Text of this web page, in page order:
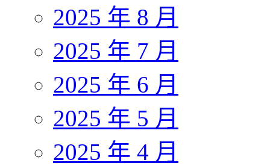
2025 年 8 月
2025 年 7 月
2025 年 6 月
2025 年 5 月
2025 年 4 月